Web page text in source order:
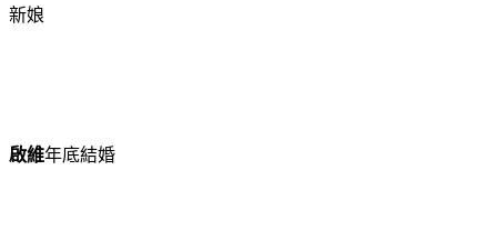
新娘
啟維年底結婚